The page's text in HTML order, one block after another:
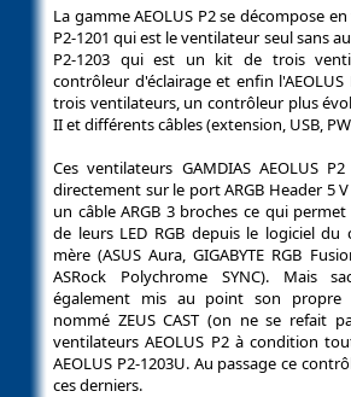
La gamme AEOLUS P2 se décompose
P2-1201 qui est le ventilateur seul sans
P2-1203 qui est un kit de trois
contrôleur d'éclairage et enfin
trois ventilateurs, un contrôleur plus
II et différents câbles (extension, USB,
Ces ventilateurs GAMDIAS AEOLUS
directement sur le port ARGB Header 5
un câble ARGB 3 broches ce qui
de leurs LED RGB depuis le logiciel
mère (ASUS Aura, GIGABYTE RGB
ASRock Polychrome SYNC). Mais
également mis au point son propre
nommé ZEUS CAST (on ne se refait
ventilateurs AEOLUS P2 à condition
AEOLUS P2-1203U. Au passage ce
ces derniers.